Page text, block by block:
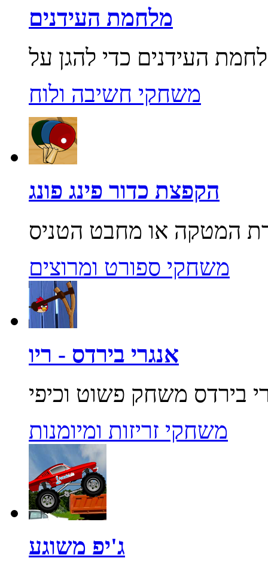
מלחמת העידנים
משחקי חשיבה ולוח
הקפצת כדור פינג פונג
משחקי ספורט ומרוצים
אנגרי בירדס - ריו
משחקי זריזות ומיומנות
ג'יפ משוגע